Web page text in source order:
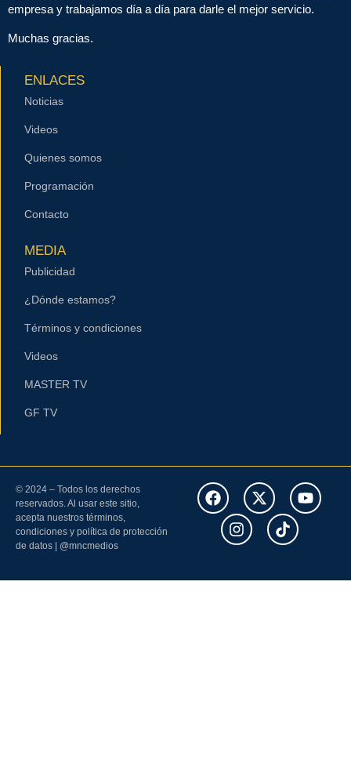
empresa y trabajamos día a día para darle el mejor servicio.
Muchas gracias.
ENLACES
Noticias
Videos
Quienes somos
Programación
Contacto
MEDIA
Publicidad
¿Dónde estamos?
Términos y condiciones
Videos
MASTER TV
GF TV
© 2024 – Todos los derechos
reservados. Al usar este sitio,
acepta nuestros términos,
condiciones y política de protección
de datos | @mncmedios